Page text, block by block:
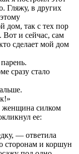
Гляжу, в других
дом, так с тех пор
Вот и сейчас, сам
сделает мой дом
сразу стало
женщина силком
ее:
— ответила
сторонам и коршун